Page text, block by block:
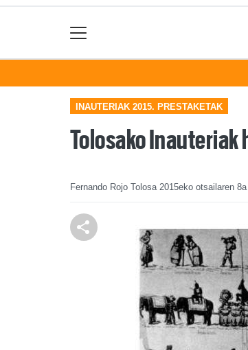
INAUTERIAK 2015. PRESTAKETAK
Tolosako Inauteriak
Fernando Rojo Tolosa 2015eko otsailaren 8a